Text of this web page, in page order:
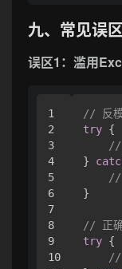
九、常见误
误区1：滥用
1
2
3
4
5
6
7
8
9
10
// 反模
try {
//
}
//
}
// 正确
try {
//